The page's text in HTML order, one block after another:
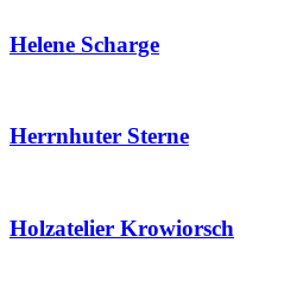
Helene Scharge
Herrnhuter Sterne
Holzatelier Krowiorsch